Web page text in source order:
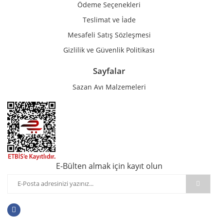
Ödeme Seçenekleri
Teslimat ve İade
Mesafeli Satış Sözleşmesi
Gizlilik ve Güvenlik Politikası
Sayfalar
Sazan Avı Malzemeleri
E-Bülten almak için kayıt olun